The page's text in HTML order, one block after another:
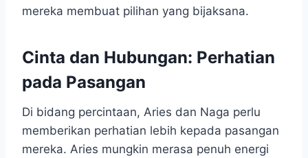
mereka membuat pilihan yang bijaksana.
Cinta dan Hubungan: Perhatian
pada Pasangan
Di bidang percintaan, Aries dan Naga perlu
memberikan perhatian lebih kepada pasangan
mereka. Aries mungkin merasa penuh energi